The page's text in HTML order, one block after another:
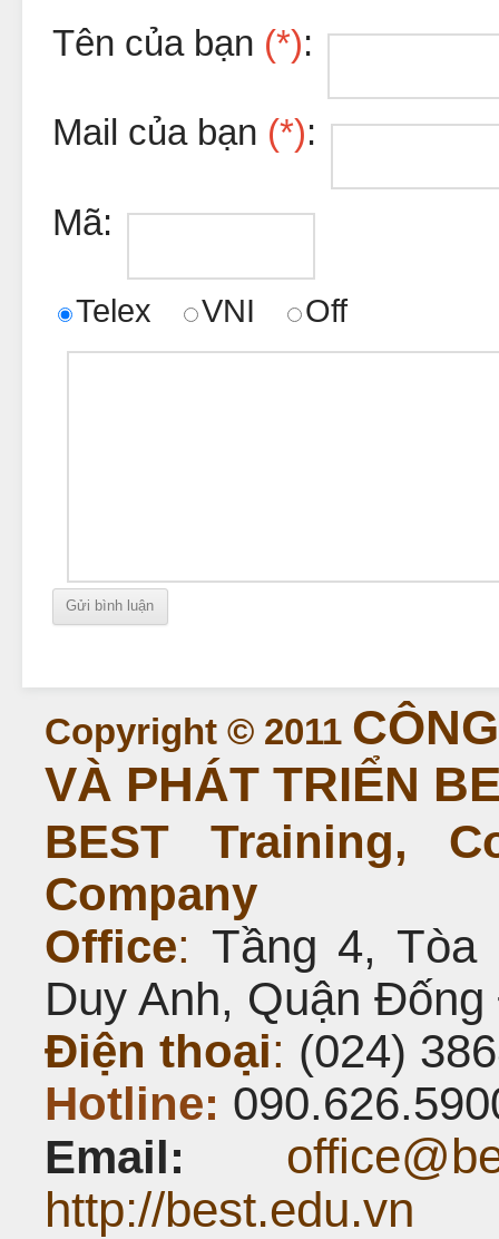
Tên của bạn (*):
Mail của bạn (*):
Mã:
Telex VNI Off
Copyright © 2011
VÀ PHÁT TRIỂN
BEST Training,
Company
Office: Tầng 4,
Duy Anh, Quận
Điện thoại: (024)
Hotline:
Email:
http://best.edu.vn